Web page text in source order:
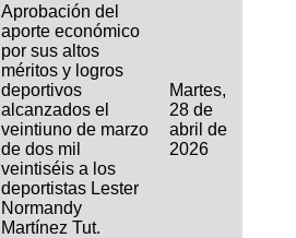
Aprobación del
aporte económico
por sus altos
méritos y logros
deportivos
alcanzados el
veintiuno de marzo
de dos mil
veintiséis a los
deportistas Lester
Normandy
Martínez Tut.
Martes,
28 de
abril de
2026